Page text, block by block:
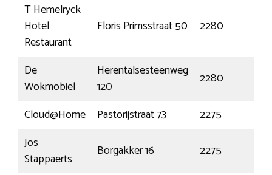
T Hemelryck
Hotel
Restaurant
Floris Primsstraat 50 2280
De
Wokmobiel
Herentalsesteenweg
120
2280
Cloud@Home
Pastorijstraat 73 2275
Jos
Stappaerts
Borgakker 16 2275